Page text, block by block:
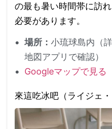
の最も暑い時間帯に訪
必要があります。
場所： 小琉球島内（
地図アプリで確認）
Googleマップで見る
來這吃冰吧（ライジェ・